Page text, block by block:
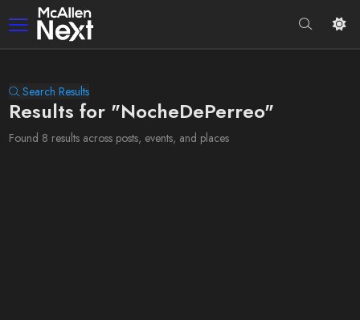
Search Results
Results for "NocheDePerreo"
Found 8 results across posts, events, and places